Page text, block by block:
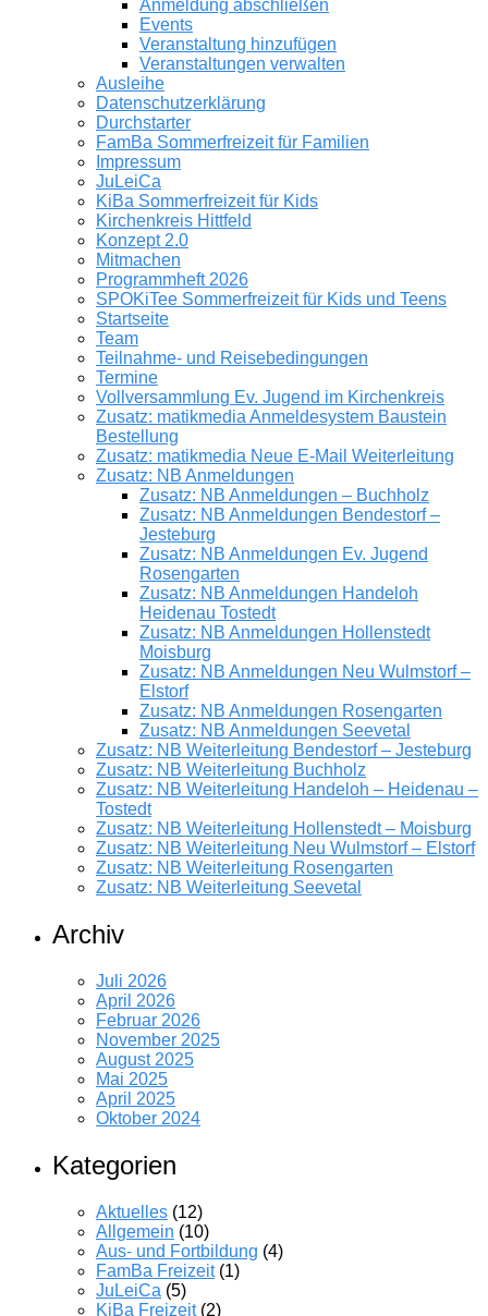
Anmeldung abschließen
Events
Veranstaltung hinzufügen
Veranstaltungen verwalten
Ausleihe
Datenschutzerklärung
Durchstarter
FamBa Sommerfreizeit für Familien
Impressum
JuLeiCa
KiBa Sommerfreizeit für Kids
Kirchenkreis Hittfeld
Konzept 2.0
Mitmachen
Programmheft 2026
SPOKiTee Sommerfreizeit für Kids und Teens
Startseite
Team
Teilnahme- und Reisebedingungen
Termine
Vollversammlung Ev. Jugend im Kirchenkreis
Zusatz: matikmedia Anmeldesystem Baustein
Bestellung
Zusatz: matikmedia Neue E-Mail Weiterleitung
Zusatz: NB Anmeldungen
Zusatz: NB Anmeldungen – Buchholz
Zusatz: NB Anmeldungen Bendestorf –
Jesteburg
Zusatz: NB Anmeldungen Ev. Jugend
Rosengarten
Zusatz: NB Anmeldungen Handeloh
Heidenau Tostedt
Zusatz: NB Anmeldungen Hollenstedt
Moisburg
Zusatz: NB Anmeldungen Neu Wulmstorf –
Elstorf
Zusatz: NB Anmeldungen Rosengarten
Zusatz: NB Anmeldungen Seevetal
Zusatz: NB Weiterleitung Bendestorf – Jesteburg
Zusatz: NB Weiterleitung Buchholz
Zusatz: NB Weiterleitung Handeloh – Heidenau –
Tostedt
Zusatz: NB Weiterleitung Hollenstedt – Moisburg
Zusatz: NB Weiterleitung Neu Wulmstorf – Elstorf
Zusatz: NB Weiterleitung Rosengarten
Zusatz: NB Weiterleitung Seevetal
Archiv
Juli 2026
April 2026
Februar 2026
November 2025
August 2025
Mai 2025
April 2025
Oktober 2024
Kategorien
Aktuelles (12)
Allgemein (10)
Aus- und Fortbildung (4)
FamBa Freizeit(1)
JuLeiCa (5)
KiBa Freizeit(2)